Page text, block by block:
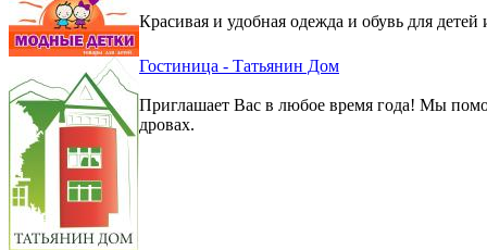
Красивая и удобная одежда и обувь для детей
Гостиница - Татьянин Дом
Приглашает Вас в любое время года! Мы
дровах.